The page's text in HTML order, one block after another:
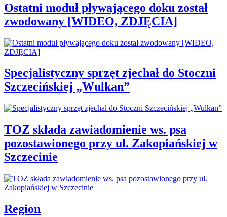
Ostatni moduł pływającego doku został
zwodowany [WIDEO, ZDJĘCIA]
Specjalistyczny sprzęt zjechał do Stoczni
Szczecińskiej „Wulkan”
TOZ składa zawiadomienie ws. psa
pozostawionego przy ul. Zakopiańskiej w
Szczecinie
Region